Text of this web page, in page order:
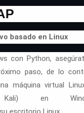
basado en Linux
con Python,
paso, de lo
máquina virtual
en